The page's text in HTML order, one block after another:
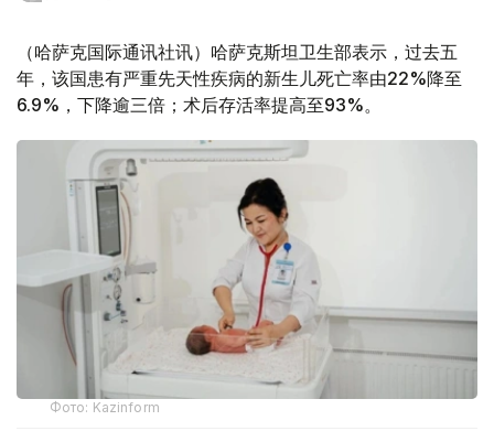
（哈萨克国际通讯社讯）哈萨克斯坦卫生部表示，过去五
年，该国患有严重先天性疾病的新生儿死亡率由22%降至
6.9%，下降逾三倍；术后存活率提高至93%。
Фото: Kazinform